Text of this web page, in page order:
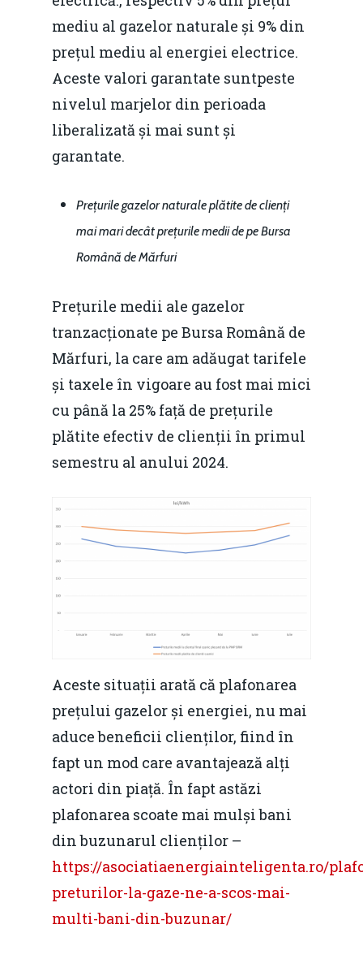
mediu al gazelor naturale și 9% din
prețul mediu al energiei electrice.
Aceste valori garantate suntpeste
nivelul marjelor din perioada
liberalizată și mai sunt și
garantate.
Prețurile gazelor naturale plătite de clienți
mai mari decât prețurile medii de pe Bursa
Română de Mărfuri
Prețurile medii ale gazelor
tranzacționate pe Bursa Română de
Mărfuri, la care am adăugat tarifele
și taxele în vigoare au fost mai mici
cu până la 25% față de prețurile
plătite efectiv de clienții în primul
semestru al anului 2024.
Aceste situații arată că plafonarea
prețului gazelor și energiei, nu mai
aduce beneficii clienților, fiind în
fapt un mod care avantajează alți
actori din piață. În fapt astăzi
plafonarea scoate mai mulși bani
din buzunarul clienților –
https://asociatiaenergiainteligenta.ro/
preturilor-la-gaze-ne-a-scos-mai-
multi-bani-din-buzunar/
Modelul economic
România – orizont
resurselor naturale
predictibilitate,
Soluții de
IMM
Redresare vs.
Fiscalitate pentru o
Durabilă
Martie 2015
Agribusiness
Energia
pentru o Românie
Video
economie
Politici Europene în
Piața gazelor naturale:
EM360 Talk
Contact
Burse pentru
Contact
Daniel Apostol